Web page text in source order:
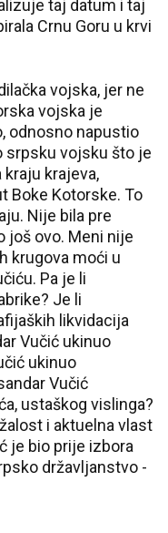
taj datum i taj
Crnu Goru u krvi
vojska, jer ne
vojska je
odnosno napustio
srpsku vojsku što je
kraju krajeva,
Boke Kotorske. To
Nije bila pre
još ovo. Meni nije
krugova moći u
Pa je li
Je li
likvidacija
Vučić ukinuo
ukinuo
Vučić
ustaškog vislinga?
i aktuelna vlast
je bio prije izbora
državljanstvo -